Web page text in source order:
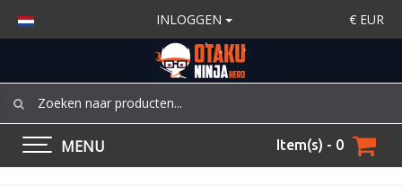
INLOGGEN € EUR
MENU Item(s) - 0